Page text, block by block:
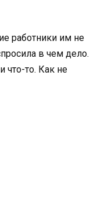
работники им не
в чем дело.
что-то. Как не